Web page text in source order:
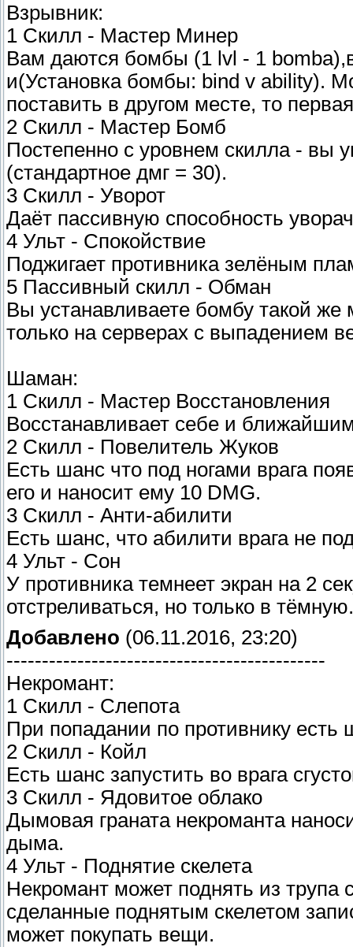
Взрывник:
1 Скилл - Мастер Минер
Вам даются бомбы (1 lvl - 1
и(Установка бомбы: bind v ability).
поставить в другом месте, то
2 Скилл - Мастер Бомб
Постепенно с уровнем скилла - вы
(стандартное дмг = 30).
3 Скилл - Уворот
Даёт пассивную способность
4 Ульт - Спокойствие
Поджигает противника зелёным
5 Пассивный скилл - Обман
Вы устанавливаете бомбу такой
только на серверах с выпадением
Шаман:
1 Скилл - Мастер Восстановления
Восстанавливает себе и
2 Скилл - Повелитель Жуков
Есть шанс что под ногами врага
его и наносит ему 10 DMG.
3 Скилл - Анти-абилити
Есть шанс, что абилити врага не
4 Ульт - Сон
У противника темнеет экран на 2
отстреливаться, но только в тёмную.
Добавлено (06.11.2016, 23:20)
---------------------------------------------
Некромант:
1 Скилл - Слепота
При попадании по противнику есть
2 Скилл - Койл
Есть шанс запустить во врага
3 Скилл - Ядовитое облако
Дымовая граната некроманта
дыма.
4 Ульт - Поднятие скелета
Некромант может поднять из трупа
сделанные поднятым скелетом
может покупать вещи.